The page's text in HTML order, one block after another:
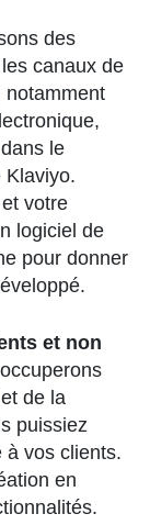
des
canaux de
notamment
le
Klaviyo.
votre
logiciel de
pour donner
et non
de la
puissiez
à vos clients.
en